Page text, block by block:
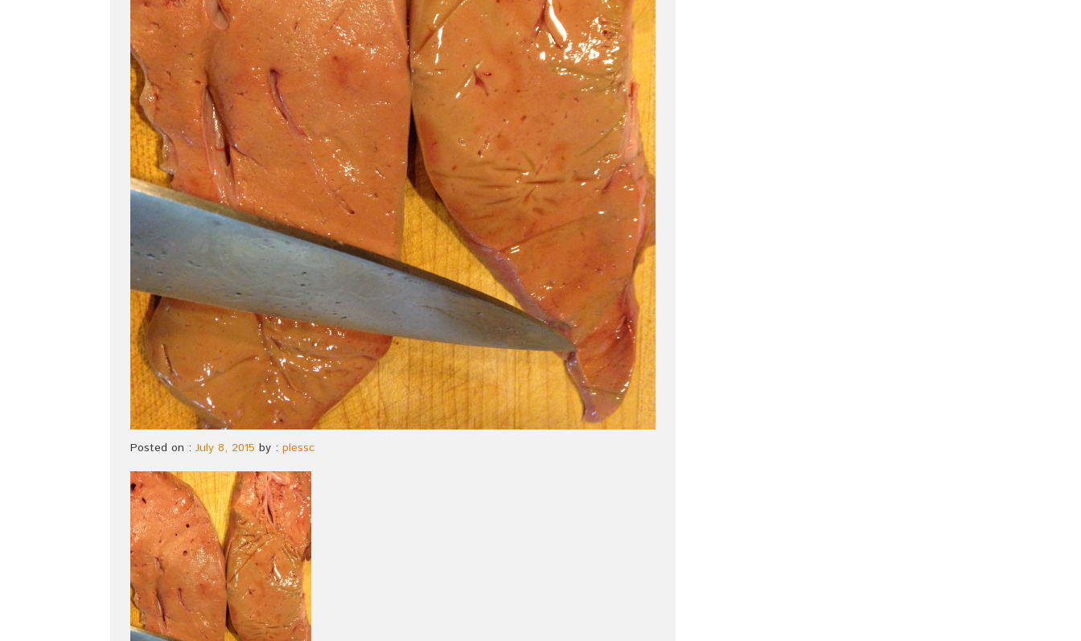
Posted on : July 8, 2015 by : plessc